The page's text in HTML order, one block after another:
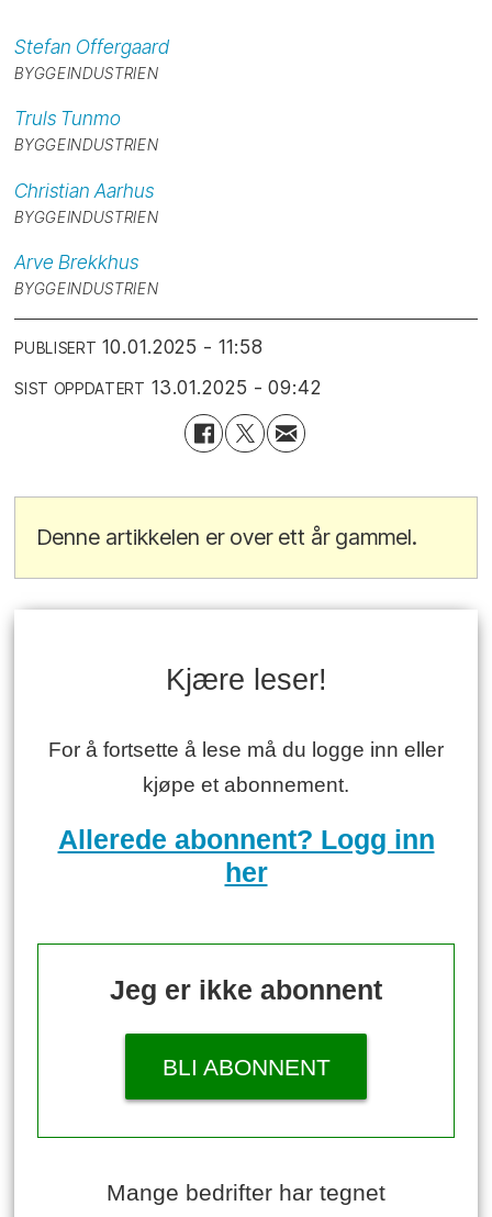
Stefan Offergaard
BYGGEINDUSTRIEN
Truls Tunmo
BYGGEINDUSTRIEN
Christian Aarhus
BYGGEINDUSTRIEN
Arve Brekkhus
BYGGEINDUSTRIEN
PUBLISERT 10.01.2025 - 11:58
SIST OPPDATERT 13.01.2025 - 09:42
Denne artikkelen er over ett år gammel.
Kjære leser!
For å fortsette å lese må du logge inn eller
kjøpe et abonnement.
Allerede abonnent? Logg inn
her
Jeg er ikke abonnent
BLI ABONNENT
Mange bedrifter har tegnet